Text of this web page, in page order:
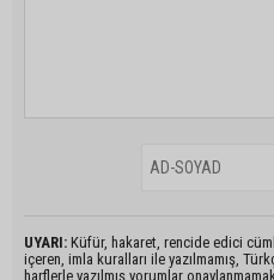
UYARI: Küfür, hakaret, rencide edici
içeren, imla kuralları ile yazılmamış,
harflerle yazılmış yorumlar